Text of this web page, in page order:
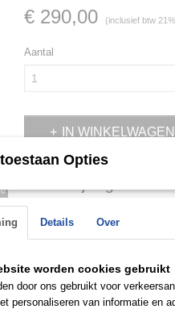
€ 290,00 (inclusief btw
Aantal
IN WINKELWAGEN
- Roestvrijstalen kast, goud
- Quartz uurwerk, werkt op
- Chronograaffunctie, stopwatch
Opties
Details Over
worden cookies gebruikt
door ons gebruikt voor
personaliseren van informatie en